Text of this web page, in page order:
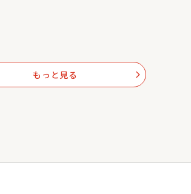
もっと見る arrow_forward_ios